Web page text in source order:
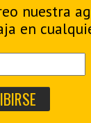
nuestra
en